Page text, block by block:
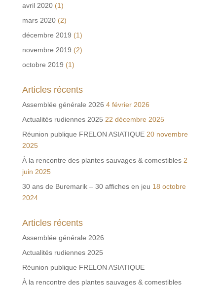
avril 2020(1)
mars 2020(2)
décembre 2019 (1)
novembre 2019 (2)
octobre 2019 (1)
Articles récents
Assemblée générale 2026 4 février 2026
Actualités rudiennes 2025 22 décembre 2025
Réunion publique FRELON ASIATIQUE 20 novembre
2025
À la rencontre des plantes sauvages & comestibles 2
juin 2025
30 ans de Buremarik – 30 affiches en jeu 18 octobre
2024
Articles récents
Assemblée générale 2026
Actualités rudiennes 2025
Réunion publique FRELON ASIATIQUE
À la rencontre des plantes sauvages & comestibles